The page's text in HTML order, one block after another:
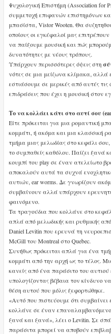
Ψυχολογική Επιστήμη (Association for
συμμετοχή επιφανών επιστημόνων
μπασίστα, Vistor Wooten. Θα
οποίους οι εγκέφαλοί μας
να παίξουμε μουσική και πώς
δυνατότητες με νέους τρόπους.
Υπάρχουν περισσότερες όψεις στη
νότες σε μια μείζωνα κλίμακα, αλλά
εστιάσουμε σε μερικές από αυτές
επιδράσεις που έχει η μουσική στον
Το να κολλάει κάτι στο αυτί σου
Είτε πρόκειται για μια ρομαντική
κομμάτι, ή ακόμα και μια κλασσική
τμήμα μιας μελωδίας στο κεφάλι
το συμπαθείς καθόλου. Παίζει ξανά
κουμπί του play σε έναν ατελείωτο
αποκαλούν αυτά τα συχνά
αυτιών, ear worms. Δε γνωρίζουν
συμβαίνουν αλλά υπάρχουν
φαινόμενο.
Τα τραγούδια που κολλάνε στο
απλά από μελωδικής και ρυθμικής
Daniel Levitin που ερευνά τη
McGill του Montreal στο Quebec.
Συνήθως πρόκειται απλά για ένα
κομμάτι από την αρχή ως το τέλος.
κανείς από ένα παράσιτο του
υπολογίζοντας βέβαια τον κίνδυνο
θέση αυτού που μόλις ξεφορτώθηκε.
«Αυτό που πιστεύουμε ότι
κολλάνε σε έναν
ξανά και ξανά», λέει ο Levitin. Σε
παράσιτα μπορεί να αποβούν